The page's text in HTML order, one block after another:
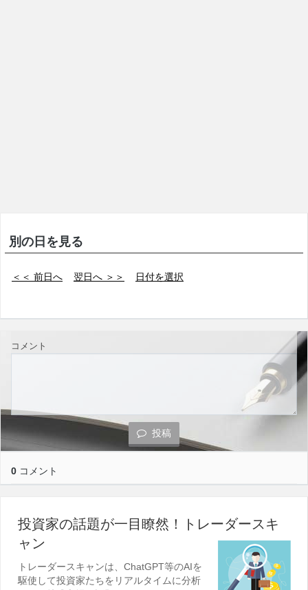
別の日を見る
＜＜ 前日へ 翌日へ ＞＞ 日付を選択
コメント
投稿
0 コメント
投資家の話題が一目瞭然！トレーダースキ
ャン
トレーダースキャンは、ChatGPT等のAIを
駆使して投資家たちをリアルタイムに分析